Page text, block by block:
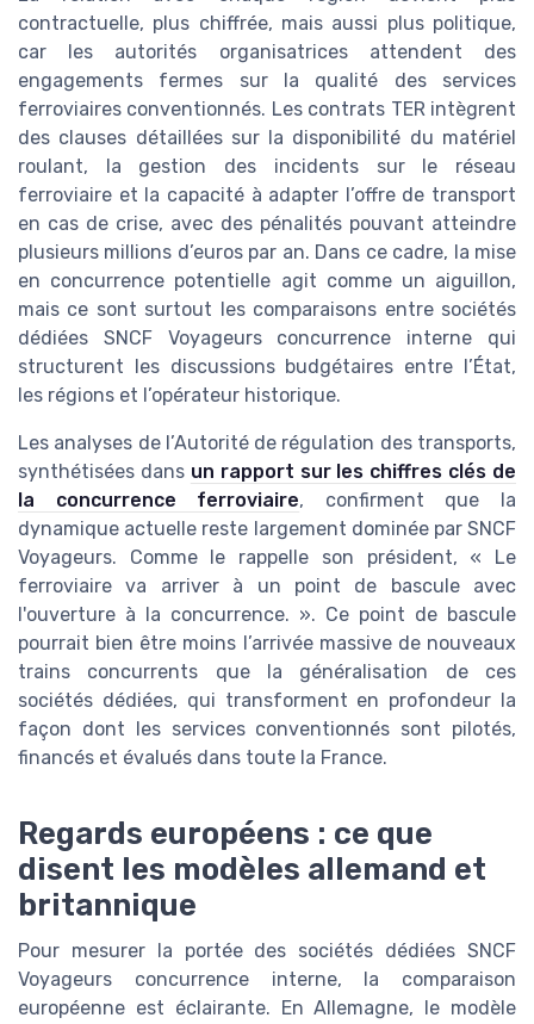
contractuelle, plus chiffrée, mais aussi plus politique,
car les autorités organisatrices attendent des
engagements fermes sur la qualité des services
ferroviaires conventionnés. Les contrats TER intègrent
des clauses détaillées sur la disponibilité du matériel
roulant, la gestion des incidents sur le réseau
ferroviaire et la capacité à adapter l’offre de transport
en cas de crise, avec des pénalités pouvant atteindre
plusieurs millions d’euros par an. Dans ce cadre, la mise
en concurrence potentielle agit comme un aiguillon,
mais ce sont surtout les comparaisons entre sociétés
dédiées SNCF Voyageurs concurrence interne qui
structurent les discussions budgétaires entre l’État,
les régions et l’opérateur historique.
Les analyses de l’Autorité de régulation des transports,
synthétisées dans un rapport sur les chiffres clés de
la concurrence ferroviaire, confirment que la
dynamique actuelle reste largement dominée par SNCF
Voyageurs. Comme le rappelle son président, « Le
ferroviaire va arriver à un point de bascule avec
l'ouverture à la concurrence. ». Ce point de bascule
pourrait bien être moins l’arrivée massive de nouveaux
trains concurrents que la généralisation de ces
sociétés dédiées, qui transforment en profondeur la
façon dont les services conventionnés sont pilotés,
financés et évalués dans toute la France.
Regards européens : ce que
disent les modèles allemand et
britannique
Pour mesurer la portée des sociétés dédiées SNCF
Voyageurs concurrence interne, la comparaison
européenne est éclairante. En Allemagne, le modèle